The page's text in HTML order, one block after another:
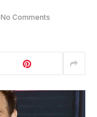
No Comments